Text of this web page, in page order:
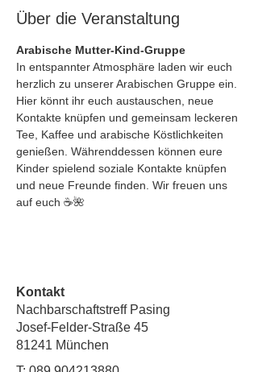
Über die Veranstaltung
Arabische Mutter-Kind-Gruppe
In entspannter Atmosphäre laden wir euch
herzlich zu unserer Arabischen Gruppe ein.
Hier könnt ihr euch austauschen, neue
Kontakte knüpfen und gemeinsam leckeren
Tee, Kaffee und arabische Köstlichkeiten
genießen. Währenddessen können eure
Kinder spielend soziale Kontakte knüpfen
und neue Freunde finden. Wir freuen uns
auf euch ☕🌺
Kontakt
Nachbarschaftstreff Pasing
Josef-Felder-Straße 45
81241 München